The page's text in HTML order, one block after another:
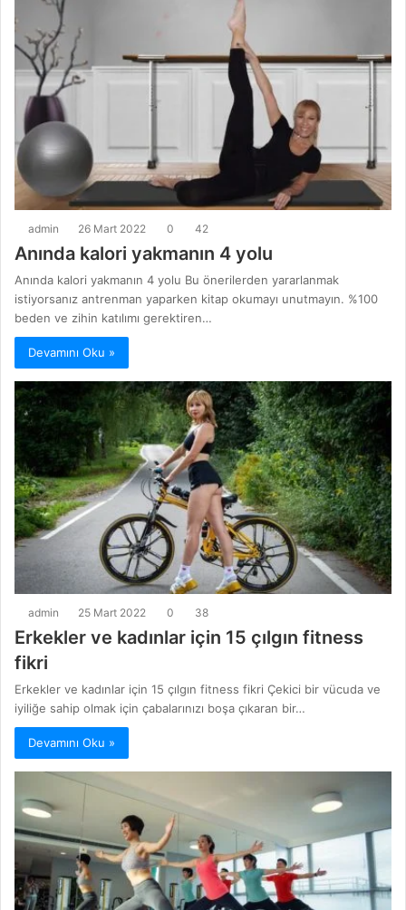
admin 26 Mart 2022 0 42
Anında kalori yakmanın 4 yolu
Anında kalori yakmanın 4 yolu Bu önerilerden yararlanmak
istiyorsanız antrenman yaparken kitap okumayı unutmayın. %100
beden ve zihin katılımı gerektiren…
Devamını Oku »
admin 25 Mart 2022 0 38
Erkekler ve kadınlar için 15 çılgın fitness
fikri
Erkekler ve kadınlar için 15 çılgın fitness fikri Çekici bir vücuda ve
iyiliğe sahip olmak için çabalarınızı boşa çıkaran bir…
Devamını Oku »